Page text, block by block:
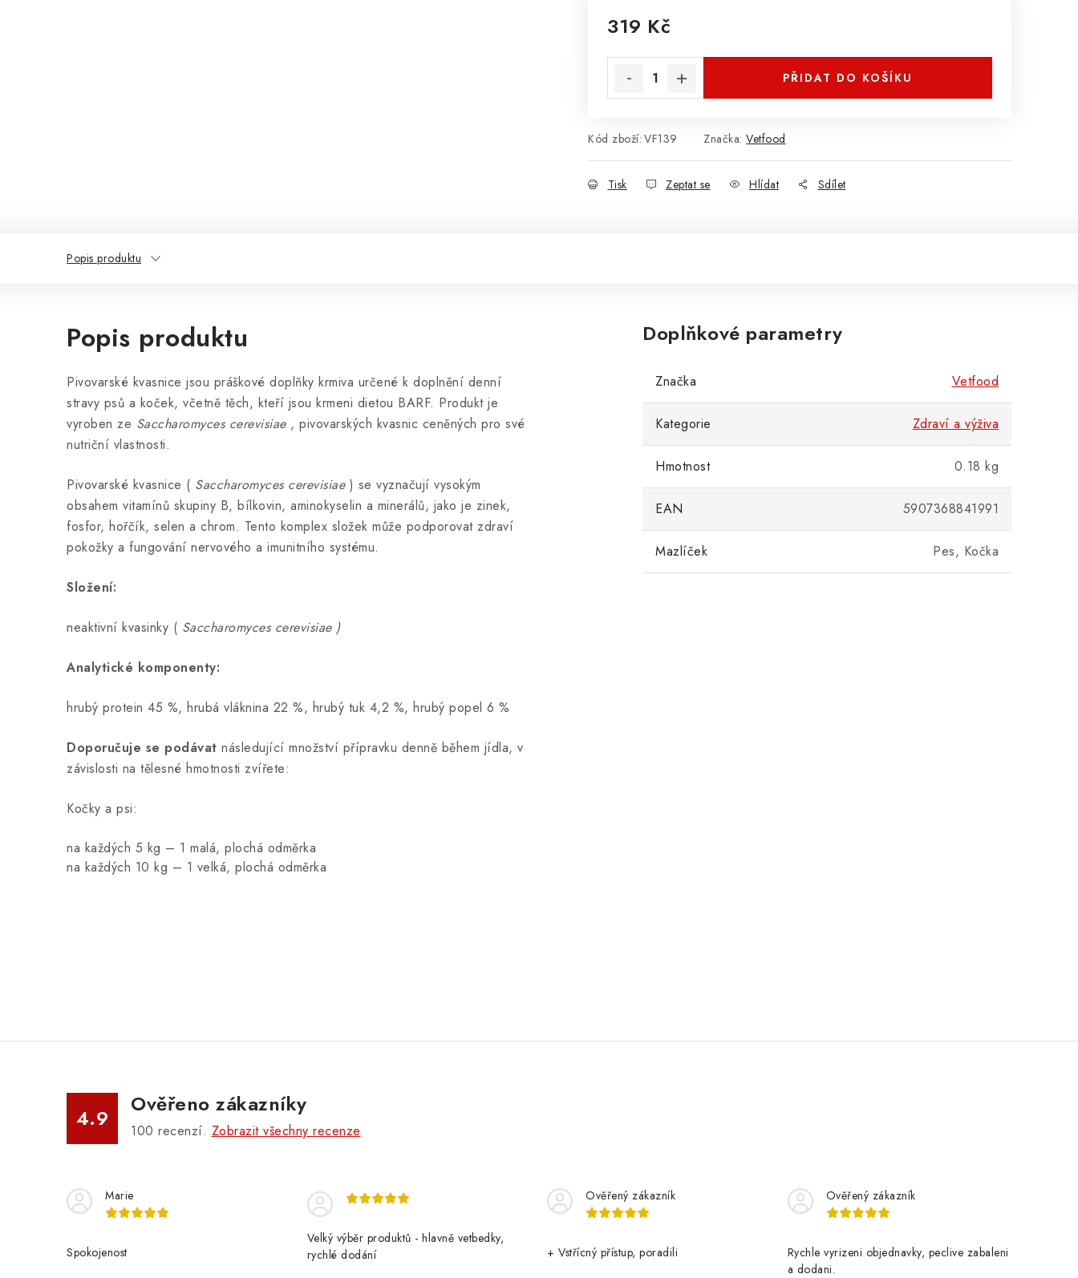
319 Kč
PŘIDAT DO KOŠÍKU
Kód zboží: VF139 Značka: Vetfood
Tisk Zeptat se Hlídat Sdílet
Popis produktu
Popis produktu
Pivovarské kvasnice jsou práškové doplňky krmiva určené k doplnění denní
stravy psů a koček, včetně těch, kteří jsou krmeni dietou BARF. Produkt je
vyroben ze Saccharomyces cerevisiae , pivovarských kvasnic ceněných pro své
nutriční vlastnosti.
Pivovarské kvasnice ( Saccharomyces cerevisiae ) se vyznačují vysokým
obsahem vitamínů skupiny B, bílkovin, aminokyselin a minerálů, jako je zinek,
fosfor, hořčík, selen a chrom. Tento komplex složek může podporovat zdraví
pokožky a fungování nervového a imunitního systému.
Složení:
neaktivní kvasinky ( Saccharomyces cerevisiae )
Analytické komponenty:
hrubý protein 45 %, hrubá vláknina 22 %, hrubý tuk 4,2 %, hrubý popel 6 %
Doporučuje se podávat následující množství přípravku denně během jídla, v
závislosti na tělesné hmotnosti zvířete:
Kočky a psi:
na každých 5 kg – 1 malá, plochá odměrka
na každých 10 kg – 1 velká, plochá odměrka
Doplňkové parametry
Značka Vetfood
Kategorie Zdraví a výživa
Hmotnost 0.18 kg
EAN 5907368841991
Mazlíček Pes, Kočka
4.9
Ověřeno zákazníky
100 recenzí. Zobrazit všechny recenze
Marie
Spokojenost
Velký výběr produktů - hlavně vetbedky,
rychlé dodání
Ověřený zákazník
+ Vstřícný přístup, poradili
Ověřený zákazník
Rychle vyrizeni objednavky, peclive zabaleni
a dodani.